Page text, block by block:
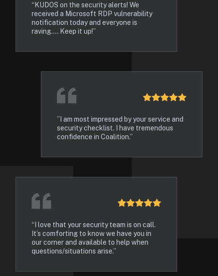
“KUDOS on the security alerts! We
received a Microsoft RDP vulnerability
notification today and everyone is
raving.... Keep it up!”
”I am most impressed by your service and
security checklist. I have tremendous
confidence in Coalition.”
“I love that your security team is on call.
It’s comforting to know we have you in
our corner and available to help when
questions/situations arise.”